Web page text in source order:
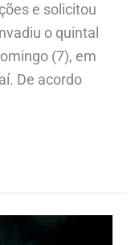
e solicitou
o quintal
(7), em
De acordo